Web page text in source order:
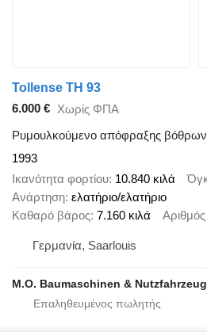
Tollense TH 93
6.000 € Χωρίς ΦΠΑ
Ρυμουλκούμενο απόφραξης βόθρων
1993
Ικανότητα φορτίου 10.840 κιλά
Ανάρτηση ελατήριο/ελατήριο
Καθαρό βάρος 7.160 κιλά
Γερμανία, Saarlouis